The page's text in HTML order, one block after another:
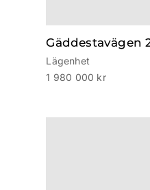
Gäddestavägen
Lägenhet
1 980 000 kr